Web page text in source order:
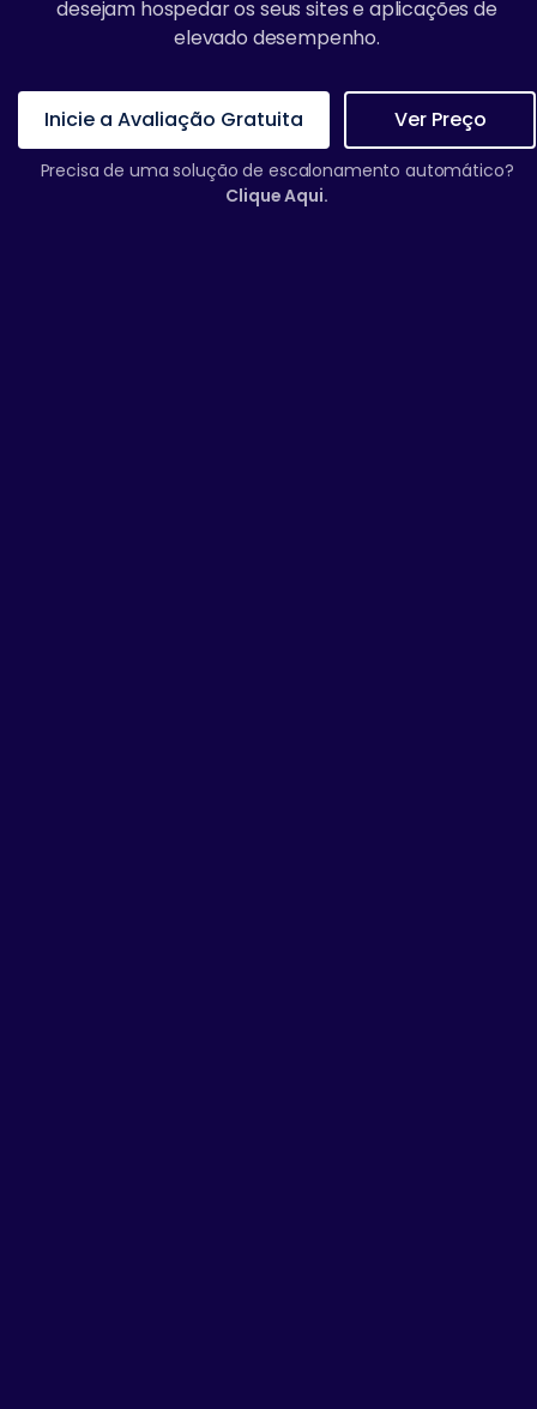
desejam hospedar os seus sites e aplicações de
elevado desempenho.
Inicie a Avaliação Gratuita Ver Preço
Precisa de uma solução de escalonamento automático?
Clique Aqui.